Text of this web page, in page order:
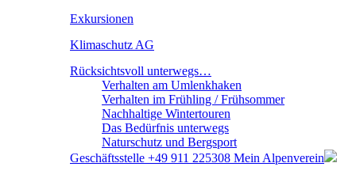
Exkursionen
Klimaschutz AG
Rücksichtsvoll unterwegs…
Verhalten am Umlenkhaken
Verhalten im Frühling / Frühsommer
Nachhaltige Wintertouren
Das Bedürfnis unterwegs
Naturschutz und Bergsport
Geschäftsstelle +49 911 225308 Mein Alpenverein